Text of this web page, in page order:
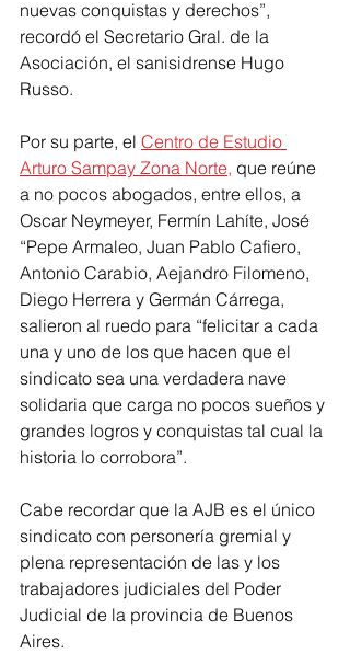
nuevas conquistas y derechos”,
recordó el Secretario Gral. de la
Asociación, el sanisidrense Hugo
Russo.
Por su parte, el Centro de Estudio
Arturo Sampay Zona Norte, que reúne
a no pocos abogados, entre ellos, a
Oscar Neymeyer, Fermín Lahíte, José
“Pepe Armaleo, Juan Pablo Cafiero,
Antonio Carabio, Aejandro Filomeno,
Diego Herrera y Germán Cárrega,
salieron al ruedo para “felicitar a cada
una y uno de los que hacen que el
sindicato sea una verdadera nave
solidaria que carga no pocos sueños y
grandes logros y conquistas tal cual la
historia lo corrobora”.
Cabe recordar que la AJB es el único
sindicato con personería gremial y
plena representación de las y los
trabajadores judiciales del Poder
Judicial de la provincia de Buenos
Aires.